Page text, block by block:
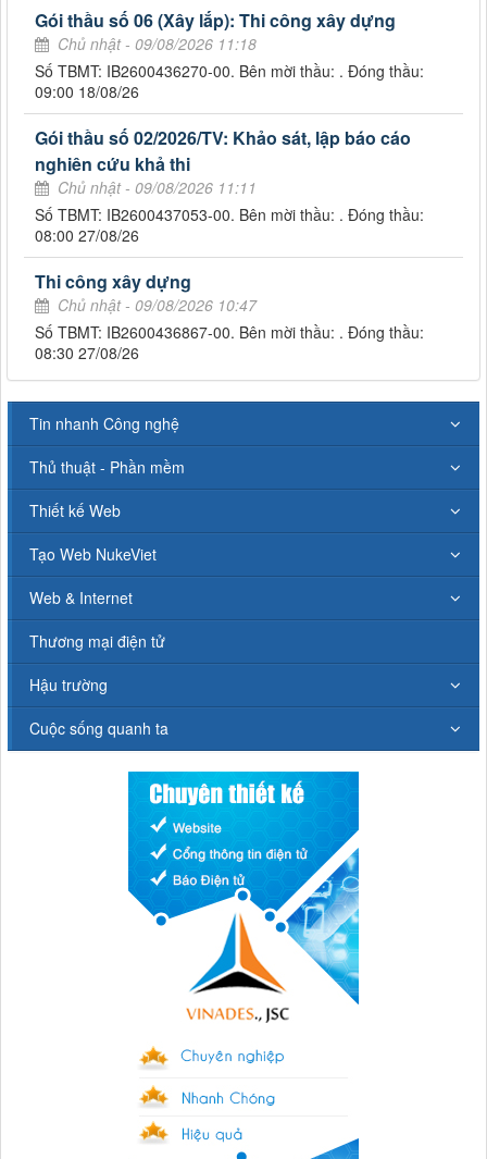
Gói thầu số 06 (Xây lắp): Thi công xây dựng
Chủ nhật - 09/08/2026 11:18
Số TBMT: IB2600436270-00. Bên mời thầu: . Đóng thầu:
09:00 18/08/26
Gói thầu số 02/2026/TV: Khảo sát, lập báo cáo
nghiên cứu khả thi
Chủ nhật - 09/08/2026 11:11
Số TBMT: IB2600437053-00. Bên mời thầu: . Đóng thầu:
08:00 27/08/26
Thi công xây dựng
Chủ nhật - 09/08/2026 10:47
Số TBMT: IB2600436867-00. Bên mời thầu: . Đóng thầu:
08:30 27/08/26
Tin nhanh Công nghệ
Thủ thuật - Phần mềm
Thiết kế Web
Tạo Web NukeViet
Web & Internet
Thương mại điện tử
Hậu trường
Cuộc sống quanh ta